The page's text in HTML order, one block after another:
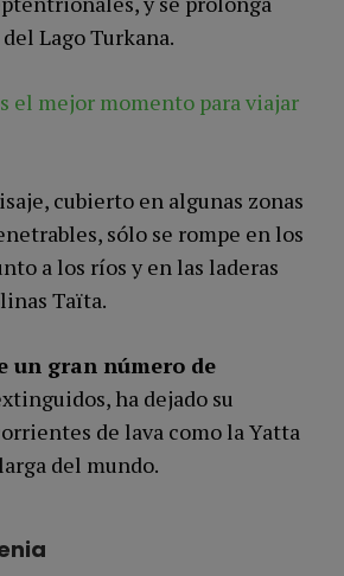
Lago Turkana.
el mejor momento para viajar
cubierto en algunas zonas
sólo se rompe en los
a los ríos y en las laderas
Taïta.
un gran número de
ha dejado su
de lava como la Yatta
del mundo.